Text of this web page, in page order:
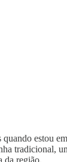
quando estou
tradicional,
da região.